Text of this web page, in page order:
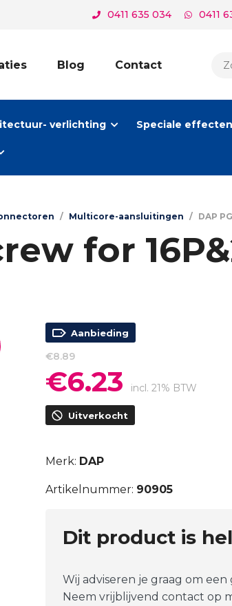
0411 635 034 0411
Blog Contact
verlichting Speciale effecten
/ Multicore-aansluitingen / DAP
for
Aanbieding
€8.89
Oorspronkelijke
prijs
was:
€8.89.
€6.23 prijs
is:
€6.23.
incl. 21% BTW
Uitverkocht
Merk: DAP
Artikelnummer: 90905
Dit product is
Wij adviseren je graag om
Neem vrijblijvend contact op